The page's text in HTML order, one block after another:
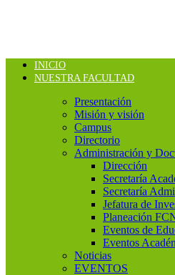
INICIO
NUESTRA FACULTAD
Presentación
Misión y visión
Campus
Directorio
Administración y
Dirección
Secretaría
Secretaría
Jefatura de
Planeación
Eventos de
Eventos
Noticias
EVENTOS